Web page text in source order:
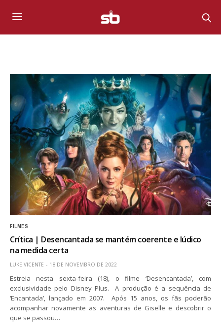
FILMES
Crítica | Desencantada se mantém coerente e lúdico
na medida certa
LUKE VICENTE 18 DE NOVEMBRO DE 2022
Estreia nesta sexta-feira (18), o filme ‘Desencantada’, com
exclusividade pelo Disney Plus. A produção é a sequência de
‘Encantada’, lançado em 2007. Após 15 anos, os fãs poderão
acompanhar novamente as aventuras de Giselle e descobrir o
que se passou…